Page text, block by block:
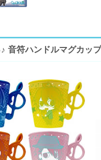
音符ハンドルマグカッ